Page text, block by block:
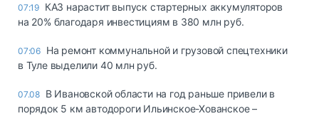
07:19 КАЗ нарастит выпуск стартерных аккумуляторов
на 20% благодаря инвестициям в 380 млн руб.
07:06 На ремонт коммунальной и грузовой спецтехники
в Туле выделили 40 млн руб.
07.08 В Ивановской области на год раньше привели в
порядок 5 км автодороги Ильинское-Хованское –